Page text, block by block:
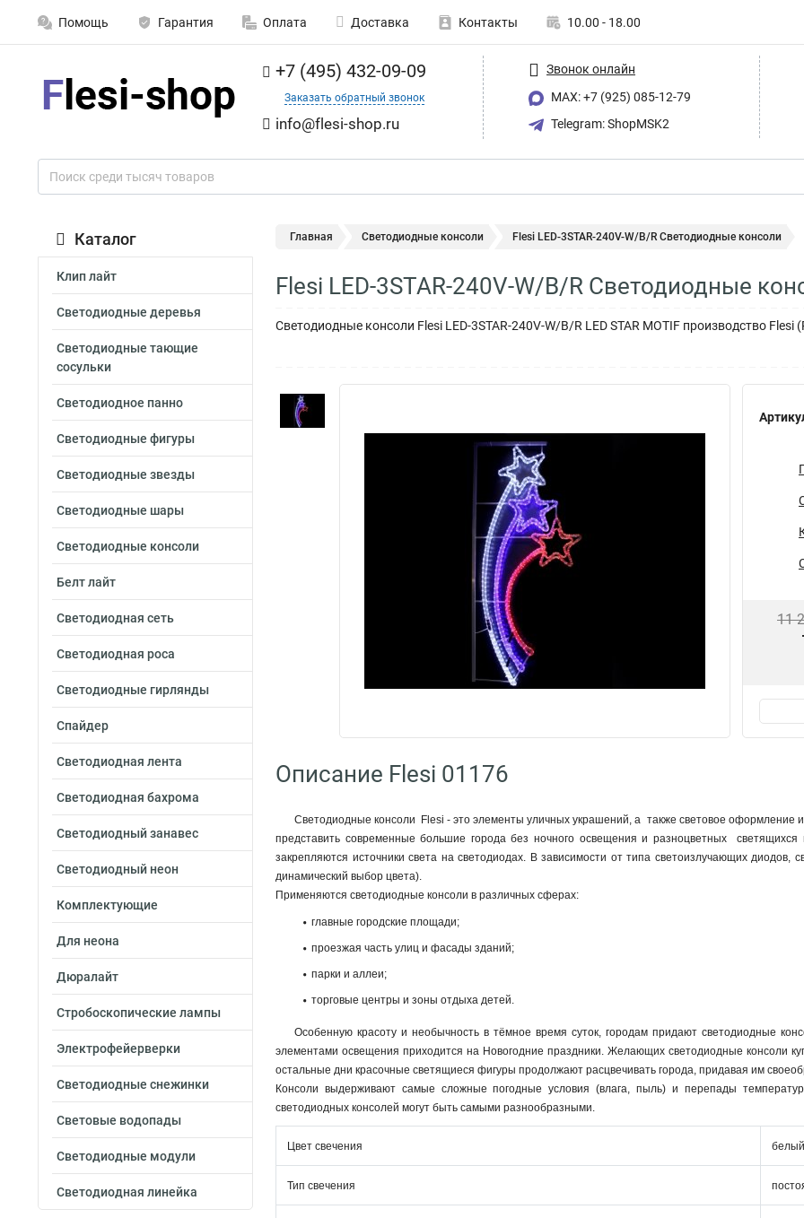
Помощь Гарантия Оплата Доставка Контакты 10.00 - 18.00
+7 (495) 432-09-09
Заказать обратный звонок
info@flesi-shop.ru
Звонок онлайн
MAX: +7 (925) 085-12-79
Telegram: ShopMSK2
Каталог
Клип лайт
Светодиодные деревья
Светодиодные тающие
сосульки
Светодиодное панно
Светодиодные фигуры
Светодиодные звезды
Светодиодные шары
Светодиодные консоли
Белт лайт
Светодиодная сеть
Светодиодная роса
Светодиодные гирлянды
Спайдер
Светодиодная лента
Светодиодная бахрома
Светодиодный занавес
Светодиодный неон
Комплектующие
Для неона
Дюралайт
Стробоскопические лампы
Электрофейерверки
Светодиодные снежинки
Световые водопады
Светодиодные модули
Светодиодная линейка
Главная Светодиодные консоли Flesi LED-3STAR-240V-W/B/R Светодиодные консоли
Flesi LED-3STAR-240V-W/B/R Светодиодные
Светодиодные консоли Flesi LED-3STAR-240V-W/B/R LED STAR MOTIF производство
11
Описание Flesi 01176
Светодиодные консоли Flesi - это элементы уличных украшений, а также световое оформление
представить современные большие города без ночного освещения и разноцветных
закрепляются источники света на светодиодах. В зависимости от типа светоизлучающих
динамический выбор цвета).
Применяются cветодиодные консоли в различных сферах:
главные городские площади;
проезжая часть улиц и фасады зданий;
парки и аллеи;
торговые центры и зоны отдыха детей.
Особенную красоту и необычность в тёмное время суток, городам придают светодиодные
элементами освещения приходится на Новогодние праздники. Желающих светодиодные консоли
остальные дни красочные светящиеся фигуры продолжают расцвечивать города, придавая им
Консоли выдерживают самые сложные погодные условия (влага, пыль) и перепады
светодиодных консолей могут быть самыми разнообразными.
Цвет свечения
Тип свечения